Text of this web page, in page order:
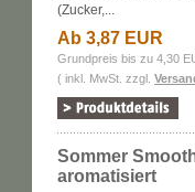
(Zucker,...
Ab 3,87 EUR
Grundpreis bis zu 4,30
( inkl. MwSt. zzgl.
Sommer
aromatisiert